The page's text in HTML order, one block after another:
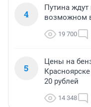
4
Путина ждут
возможном
19 700
5
Цены на
20 рублей
14 348